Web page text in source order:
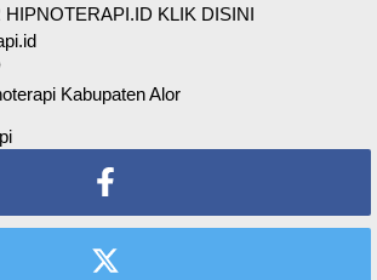
HIPNOTERAPI.ID KLIK DISINI
Kabupaten Alor